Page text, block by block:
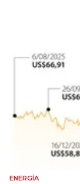
ENERGÍA